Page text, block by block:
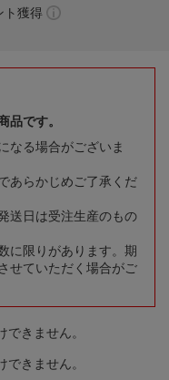
ト獲得
品です。
なる場合がございま
あらかじめご了承くだ
送日は受注生産のもの
に限りがあります。期
せていただく場合がご
きません。
きません。